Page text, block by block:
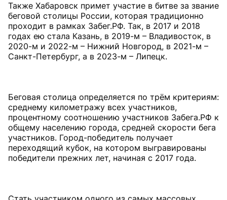
Также Хабаровск примет участие в битве за звание
беговой столицы России, которая традиционно
проходит в рамках Забег.РФ. Так, в 2017 и 2018
годах ею стала Казань, в 2019-м – Владивосток, в
2020-м и 2022-м – Нижний Новгород, в 2021-м –
Санкт-Петербург, а в 2023-м – Липецк.
Беговая столица определяется по трём критериям:
среднему километражу всех участников,
процентному соотношению участников Забега.РФ к
общему населению города, средней скорости бега
участников. Город-победитель получает
переходящий кубок, на котором выгравированы
победители прежних лет, начиная с 2017 года.